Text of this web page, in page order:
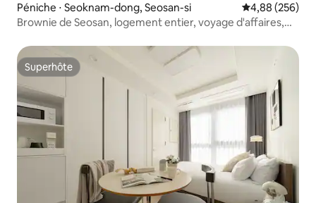
Péniche ⋅ Seoknam-dong, Seosan-si Évaluation
4,88 (256)
Brownie de Seosan, logement entier, voyage d'affaires,
maximum, 135 m², ascenseur, purificateur d'eau, 13 places
de parking
Superhôte
Superhôte